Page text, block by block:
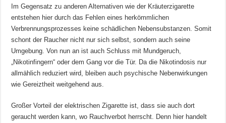
Im Gegensatz zu anderen Alternativen wie der Kräuterzigarette
entstehen hier durch das Fehlen eines herkömmlichen
Verbrennungsprozesses keine schädlichen Nebensubstanzen. Somit
schont der Raucher nicht nur sich selbst, sondern auch seine
Umgebung. Von nun an ist auch Schluss mit Mundgeruch,
„Nikotinfingern“ oder dem Gang vor die Tür. Da die Nikotindosis nur
allmählich reduziert wird, bleiben auch psychische Nebenwirkungen
wie Gereiztheit weitgehend aus.
Großer Vorteil der elektrischen Zigarette ist, dass sie auch dort
geraucht werden kann, wo Rauchverbot herrscht. Denn hier handelt